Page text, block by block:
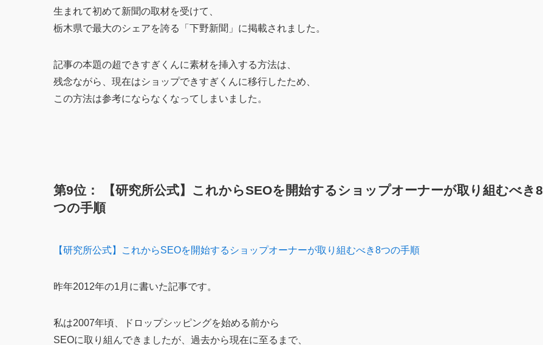
生まれて初めて新聞の取材を受けて、
栃木県で最大のシェアを誇る「下野新聞」に掲載されました。
記事の本題の超できすぎくんに素材を挿入する方法は、
残念ながら、現在はショップできすぎくんに移行したため、
この方法は参考にならなくなってしまいました。
第9位： 【研究所公式】これからSEOを開始するショップオーナーが取り組むべき8
つの手順
【研究所公式】これからSEOを開始するショップオーナーが取り組むべき8つの手順
昨年2012年の1月に書いた記事です。
私は2007年頃、ドロップシッピングを始める前から
SEOに取り組んできましたが、過去から現在に至るまで、